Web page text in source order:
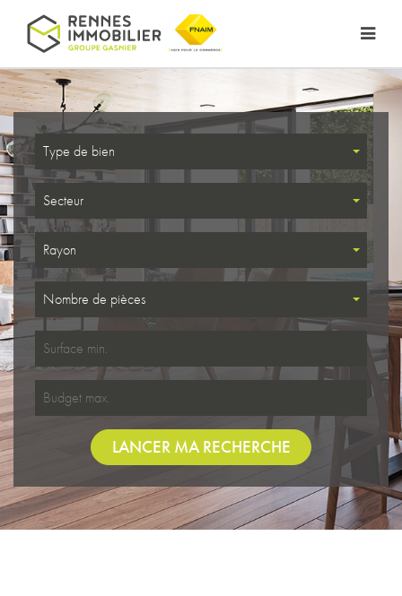
Type de bien
Secteur
Rayon
Nombre de pièces
LANCER MA RECHERCHE